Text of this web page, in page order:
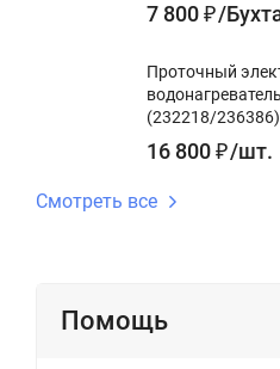
7 800₽/
Проточный
(232218/236386)
16 800₽/шт.
Смотреть все
Помощь